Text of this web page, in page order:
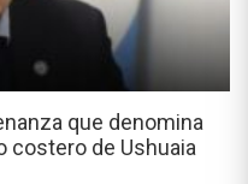
que denomina
costero de Ushuaia